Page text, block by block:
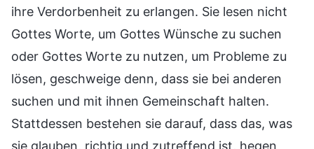
ihre Verdorbenheit zu erlangen. Sie lesen nicht
Gottes Worte, um Gottes Wünsche zu suchen
oder Gottes Worte zu nutzen, um Probleme zu
lösen, geschweige denn, dass sie bei anderen
suchen und mit ihnen Gemeinschaft halten.
Stattdessen bestehen sie darauf, dass das, was
sie glauben, richtig und zutreffend ist, hegen